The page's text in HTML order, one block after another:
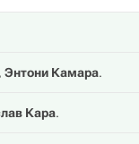
, Энтони Камара.
Кара.